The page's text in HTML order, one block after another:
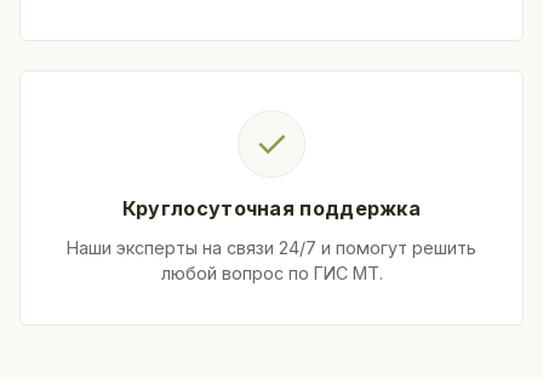
✓
Круглосуточная поддержка
Наши эксперты на связи 24/7 и помогут решить
любой вопрос по ГИС МТ.